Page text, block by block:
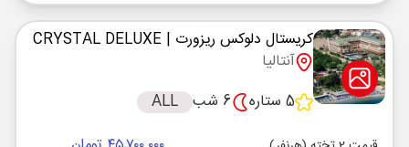
کریستال دلوکس ریزورت | CRYSTAL DELUXE
آنتالیا
5 ستاره
6 شب ALL